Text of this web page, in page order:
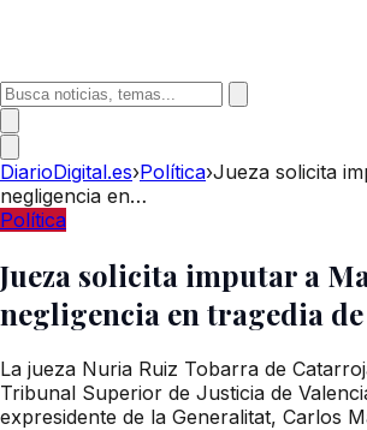
DiarioDigital.es›Política›Jueza solicita
negligencia en…
Política
Jueza solicita imputar a
negligencia en tragedia de
La jueza Nuria Ruiz Tobarra de
Tribunal Superior de Justicia de
expresidente de la Generalitat, Carlos